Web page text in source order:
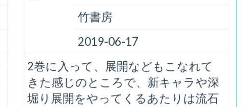
竹書房
2019-06-17
2巻に入って、展開などもこなれて
きた感じのところで、新キャラや深
堀り展開をやってくるあたりは流石